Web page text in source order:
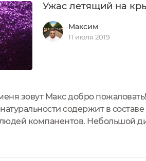
Ужас летящий на
Максим
11 июля 2019
зовут Макс добро
содержит в
компанентов. Небольшой